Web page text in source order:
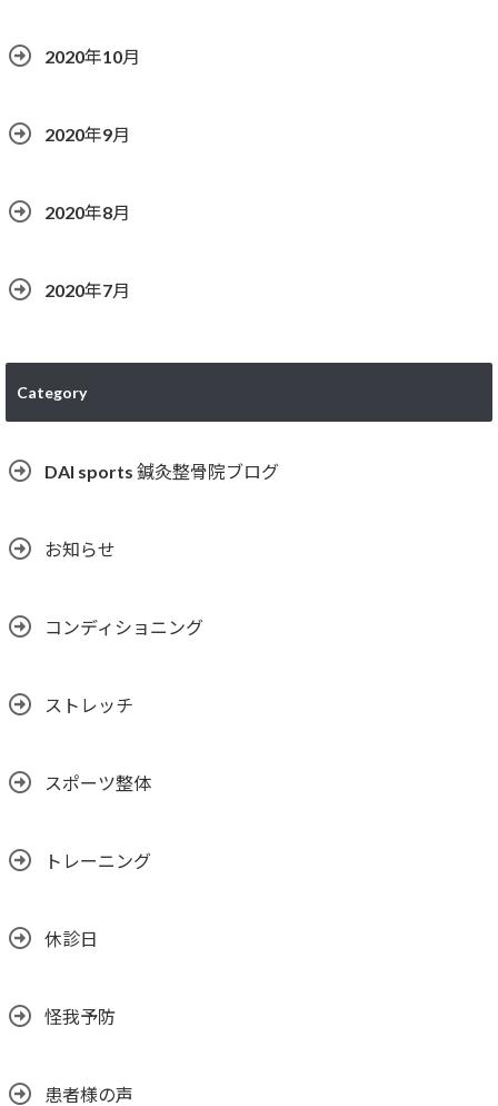
2020年10月
2020年9月
2020年8月
2020年7月
Category
DAI sports 鍼灸整骨院ブログ
お知らせ
コンディショニング
ストレッチ
スポーツ整体
トレーニング
休診日
怪我予防
患者様の声